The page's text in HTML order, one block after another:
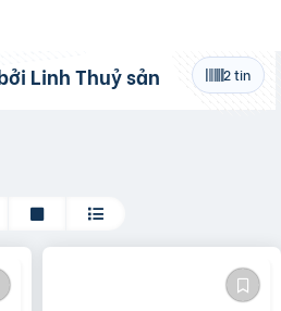
Linh Thuỷ sản 2 tin